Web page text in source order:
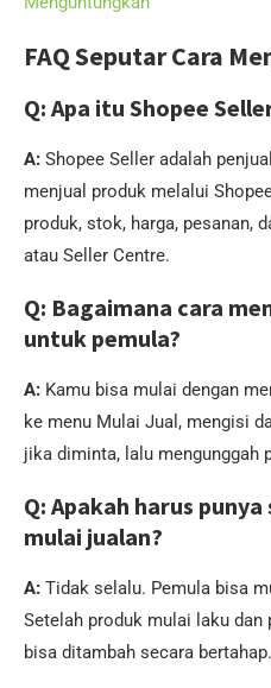
FAQ Seputar Cara
Q: Apa itu Shopee
A: Shopee Seller adalah
menjual produk melalui
produk, stok, harga, pesanan,
atau Seller Centre.
Q: Bagaimana cara
untuk pemula?
A: Kamu bisa mulai dengan
ke menu Mulai Jual, mengisi
jika diminta, lalu mengunggah
Q: Apakah harus
mulai jualan?
A: Tidak selalu. Pemula bisa
Setelah produk mulai laku
bisa ditambah secara bertahap.